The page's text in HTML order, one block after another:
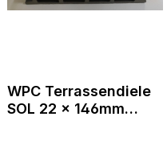
WPC Terrassendiele
SOL 22 x 146mm